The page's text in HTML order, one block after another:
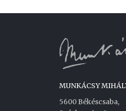
MUNKÁCSY
5600 Békéscsaba,